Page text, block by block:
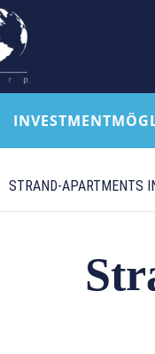
STRAND-APARTMENTS